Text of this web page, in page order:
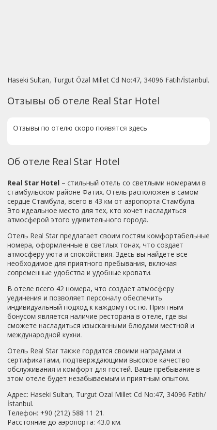
Haseki Sultan, Turgut Özal Millet Cd No:47, 34096 Fatih/İstanbul.
Отзывы об отеле Real Star Hotel
Отзывы по отелю скоро появятся здесь
Об отеле Real Star Hotel
Real Star Hotel – стильный отель со светлыми номерами в
стамбульском районе Фатих. Отель расположен в самом
сердце Стамбула, всего в 43 км от аэропорта Стамбула.
Это идеальное место для тех, кто хочет насладиться
атмосферой этого удивительного города.
Отель Real Star предлагает своим гостям комфортабельные
номера, оформленные в светлых тонах, что создает
атмосферу уюта и спокойствия. Здесь вы найдете все
необходимое для приятного пребывания, включая
современные удобства и удобные кровати.
В отеле всего 42 номера, что создает атмосферу
уединения и позволяет персоналу обеспечить
индивидуальный подход к каждому гостю. Приятным
бонусом является наличие ресторана в отеле, где вы
сможете насладиться изысканными блюдами местной и
международной кухни.
Отель Real Star также гордится своими наградами и
сертификатами, подтверждающими высокое качество
обслуживания и комфорт для гостей. Ваше пребывание в
этом отеле будет незабываемым и приятным опытом.
Адрес: Haseki Sultan, Turgut Özal Millet Cd No:47, 34096 Fatih/
İstanbul.
Телефон: +90 (212) 588 11 21.
Расстояние до аэропорта: 43.0 км.